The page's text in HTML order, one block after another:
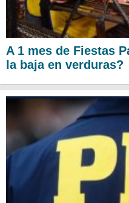
A 1 mes de Fiestas
la baja en verduras?